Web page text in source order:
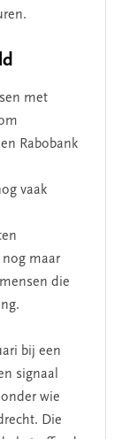
met
Rabobank
vaak
maar
die
bij een
signaal
wie
Die